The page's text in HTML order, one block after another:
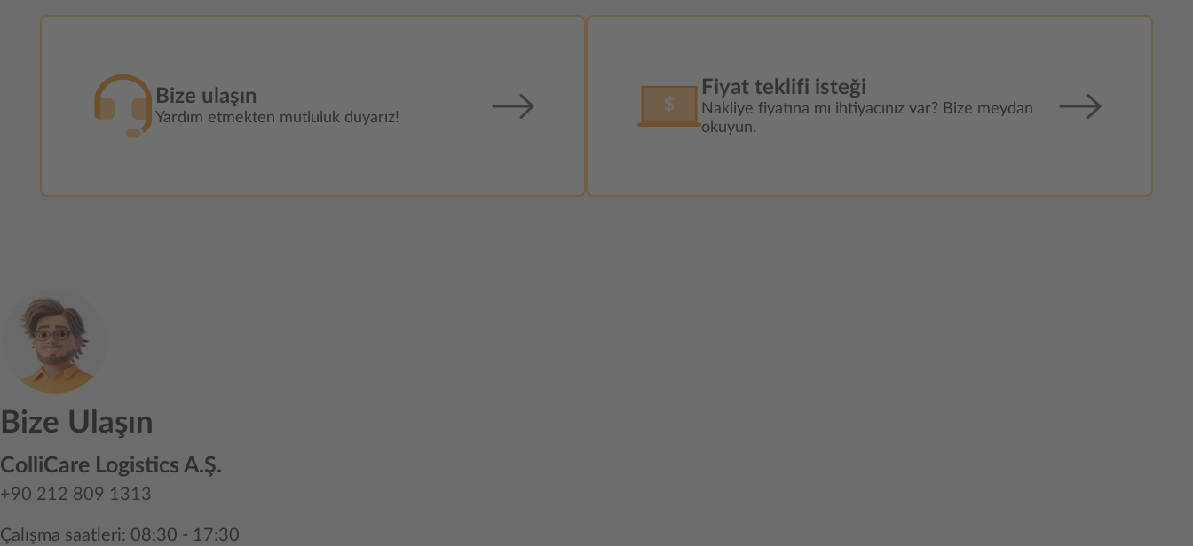
Bize ulaşın
Yardım etmekten mutluluk duyarız!
Fiyat teklifi isteği
Nakliye fiyatına mı ihtiyacınız var? Bize meydan
okuyun.
Bize Ulaşın
ColliCare Logistics A.Ş.
+90 212 809 1313
Çalışma saatleri: 08:30 - 17:30